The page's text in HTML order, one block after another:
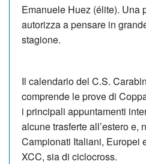
Emanuele Huez (élite). Una
autorizza a pensare in
stagione.
Il calendario del C.S.
comprende le prove di
i principali appuntamenti
alcune trasferte all’estero e,
Campionati Italiani, Europei
XCC, sia di ciclocross.